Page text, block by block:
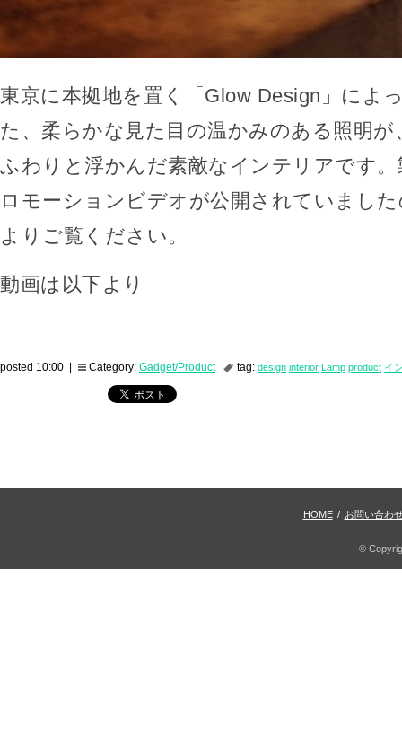
東京に本拠地を置く「Glow Design」によ
た、柔らかな見た目の温かみのある照明が
ふわりと浮かんだ素敵なインテリアです
ロモーションビデオが公開されていまし
よりご覧ください。
動画は以下より
posted 10:00 | Category: Gadget/Product tag: design interior Lamp product イ
HOME / お問い合わ
©